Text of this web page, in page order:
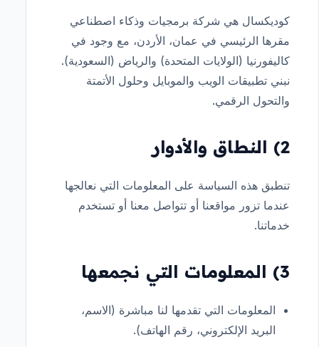
كوديكسال هي شركة برمجيات وذكاء اصطناعي
مقرها الرئيسي في عمان، الأردن، مع وجود في
كاليفورنيا (الولايات المتحدة) والرياض (السعودية).
نبني تطبيقات الويب والموبايل وحلول الأتمتة
والتحول الرقمي.
2) النطاق والأدوار
تنطبق هذه السياسة على المعلومات التي نعالجها
عندما تزور مواقعنا أو تتواصل معنا أو تستخدم
خدماتنا.
3) المعلومات التي نجمعها
المعلومات التي تقدمها لنا مباشرة (الاسم،
البريد الإلكتروني، رقم الهاتف).